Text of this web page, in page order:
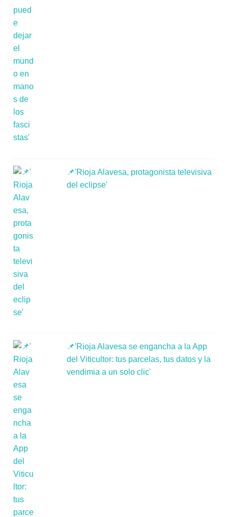
📌'Rioja Alavesa, protagonista televisiva
del eclipse'
📌'Rioja Alavesa se engancha a la App
del Viticultor: tus parcelas, tus datos y la
vendimia a un solo clic'